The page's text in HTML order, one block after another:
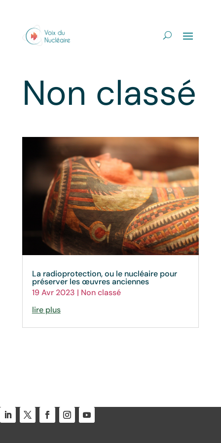
Non classé
La radioprotection, ou le nucléaire pour
préserver les œuvres anciennes
19 Avr 2023 | Non classé
lire plus